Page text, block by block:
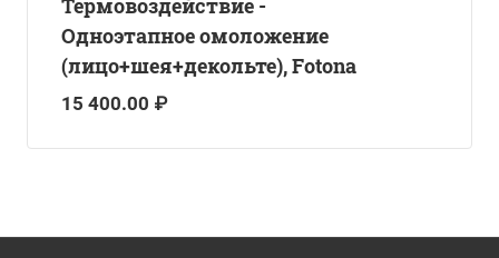
Термовоздействие -
Одноэтапное омоложение
(лицо+шея+декольте), Fotona
15 400.00 ₽